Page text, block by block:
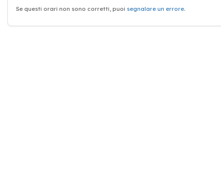
Se questi orari non sono corretti, puoi segnalare un errore.